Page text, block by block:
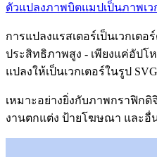
ตัวแปลงภาพบิตแมปเป็นภาพเว
การแปลงแรสเตอร์เป็นเวกเตอ
ประสิทธิภาพสูง - เพียงแค่อัปโ
แปลงให้เป็นเวกเตอร์ในรูป
เหมาะอย่างยิ่งกับภาพกราฟิก
งานตกแต่ง ป้ายโฆษณา และอื่